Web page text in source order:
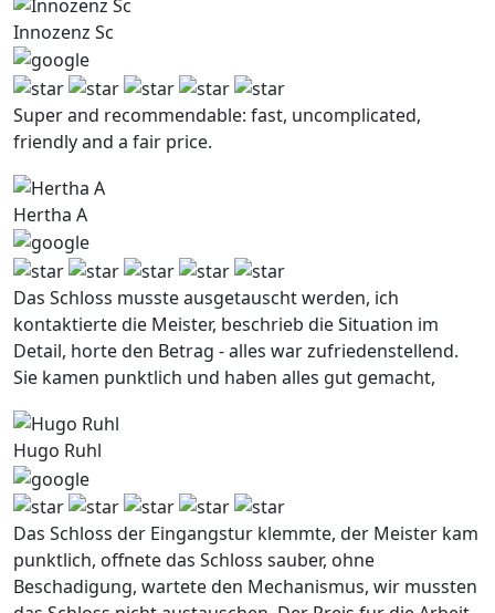
Innozenz Sc
Super and recommendable: fast, uncomplicated,
friendly and a fair price.
Hertha A
Das Schloss musste ausgetauscht werden, ich
kontaktierte die Meister, beschrieb die Situation im
Detail, horte den Betrag - alles war zufriedenstellend.
Sie kamen punktlich und haben alles gut gemacht,
Hugo Ruhl
Das Schloss der Eingangstur klemmte, der Meister kam
punktlich, offnete das Schloss sauber, ohne
Beschadigung, wartete den Mechanismus, wir mussten